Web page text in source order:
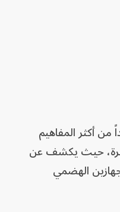
من أكثر المفاهيم
حيث يكشف عن
الهضمي